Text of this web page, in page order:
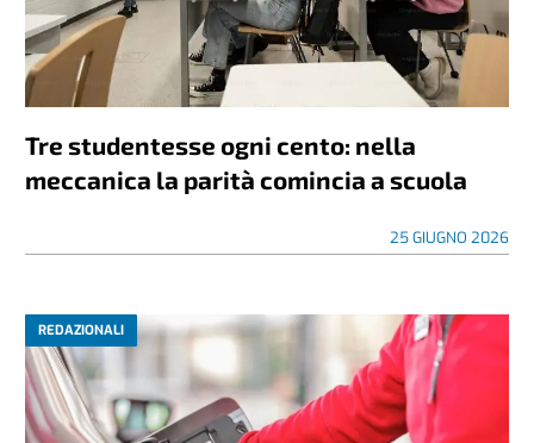
Tre studentesse ogni cento: nella
meccanica la parità comincia a scuola
25 GIUGNO 2026
REDAZIONALI